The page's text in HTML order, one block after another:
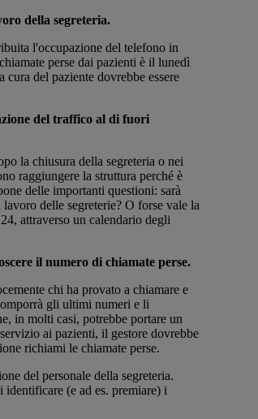
della segreteria.
l'occupazione del telefono in
perse dai pazienti è il lunedì
del paziente dovrebbe essere
del traffico al di fuori
la chiusura della segreteria o nei
raggiungere la struttura perché è
delle importanti questioni: sarà
delle segreterie? O forse vale la
attraverso un calendario degli
il numero di chiamate perse.
chi ha provato a chiamare e
gli ultimi numeri e li
in molti casi, potrebbe portare un
ai pazienti, il gestore dovrebbe
richiami le chiamate perse.
del personale della segreteria.
identificare (e ad es. premiare) i